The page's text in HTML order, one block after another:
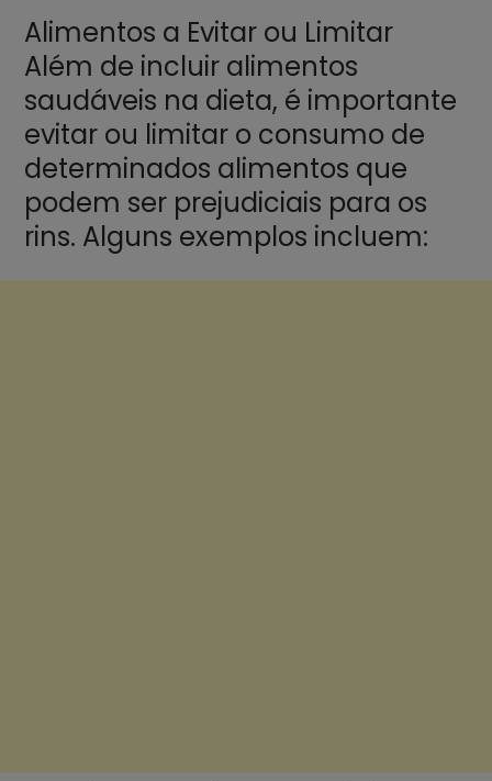
Alimentos a Evitar ou Limitar
Além de incluir alimentos
saudáveis na dieta, é importante
evitar ou limitar o consumo de
determinados alimentos que
podem ser prejudiciais para os
rins. Alguns exemplos incluem: